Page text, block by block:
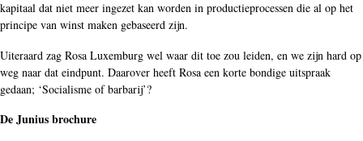
kapitaal dat niet meer ingezet kan worden in productieprocessen die al op het
principe van winst maken gebaseerd zijn.
Uiteraard zag Rosa Luxemburg wel waar dit toe zou leiden, en we zijn hard op
weg naar dat eindpunt. Daarover heeft Rosa een korte bondige uitspraak
gedaan; ‘Socialisme of barbarij’?
De Junius brochure